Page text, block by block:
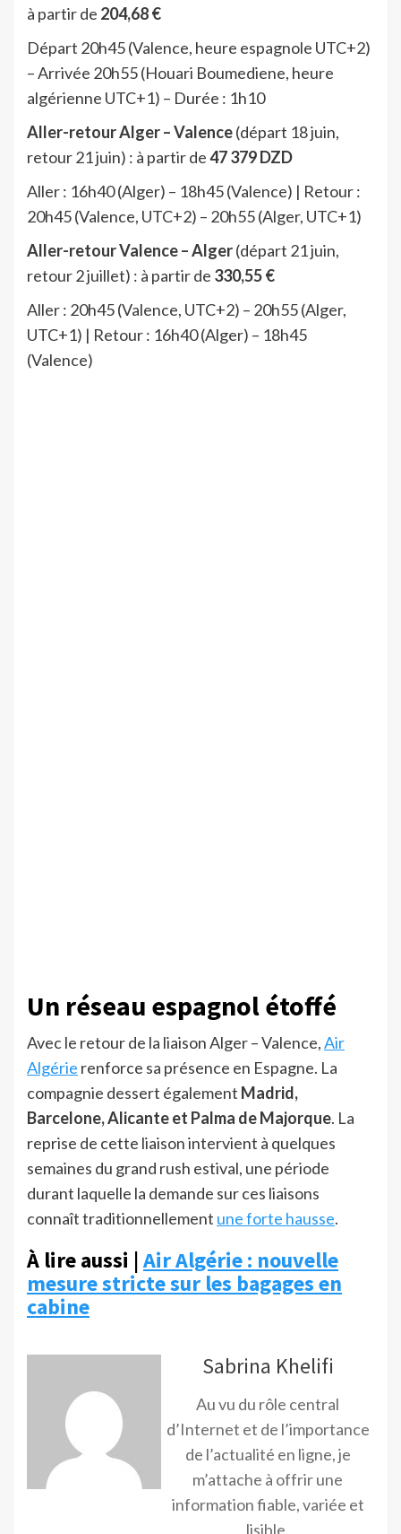
à partir de 204,68 €
Départ 20h45 (Valence, heure espagnole UTC+2)
– Arrivée 20h55 (Houari Boumediene, heure
algérienne UTC+1) – Durée : 1h10
Aller-retour Alger – Valence(départ 18 juin,
retour 21 juin) : à partir de47 379 DZD
Aller : 16h40 (Alger) – 18h45 (Valence) | Retour :
20h45 (Valence, UTC+2) – 20h55 (Alger, UTC+1)
Aller-retour Valence – Alger(départ 21 juin,
retour 2 juillet) : à partir de 330,55 €
Aller : 20h45 (Valence, UTC+2) – 20h55 (Alger,
UTC+1) | Retour : 16h40 (Alger) – 18h45
(Valence)
Un réseau espagnol étoffé
Avec le retour de la liaison Alger – Valence,Air
Algérie renforce sa présence en Espagne. La
compagnie dessert également Madrid,
Barcelone, Alicante et Palma de Majorque. La
reprise de cette liaison intervient à quelques
semaines du grand rush estival, une période
durant laquelle la demande sur ces liaisons
connaît traditionnellement une forte hausse.
À lire aussi |Air Algérie : nouvelle
mesure stricte sur les bagages en
cabine
Sabrina Khelifi
Au vu du rôle central
d’Internet et de l’importance
de l’actualité en ligne, je
m’attache à offrir une
information fiable, variée et
lisible.